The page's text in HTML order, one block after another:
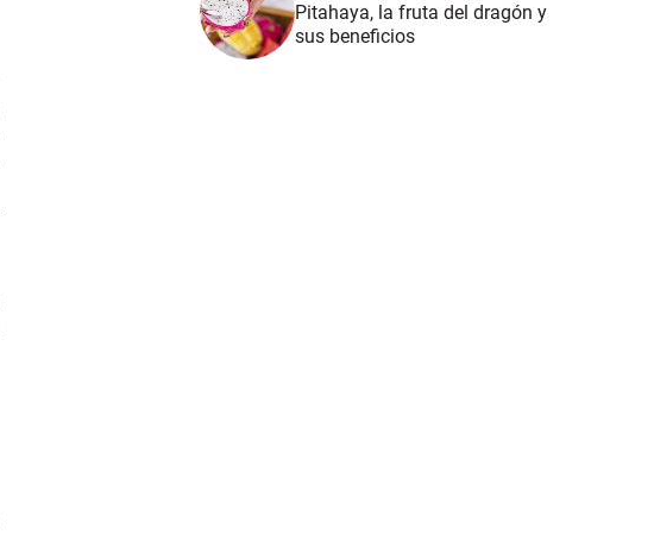
Pitahaya, la fruta del dragón y
sus beneficios